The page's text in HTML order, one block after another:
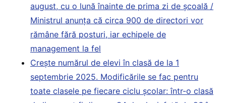
august, cu o lună înainte de prima zi de școală /
Ministrul anunța că circa 900 de directori vor
rămâne fără posturi, iar echipele de
management la fel
Crește numărul de elevi în clasă de la 1
septembrie 2025. Modificările se fac pentru
toate clasele pe fiecare ciclu școlar: într-o clasă